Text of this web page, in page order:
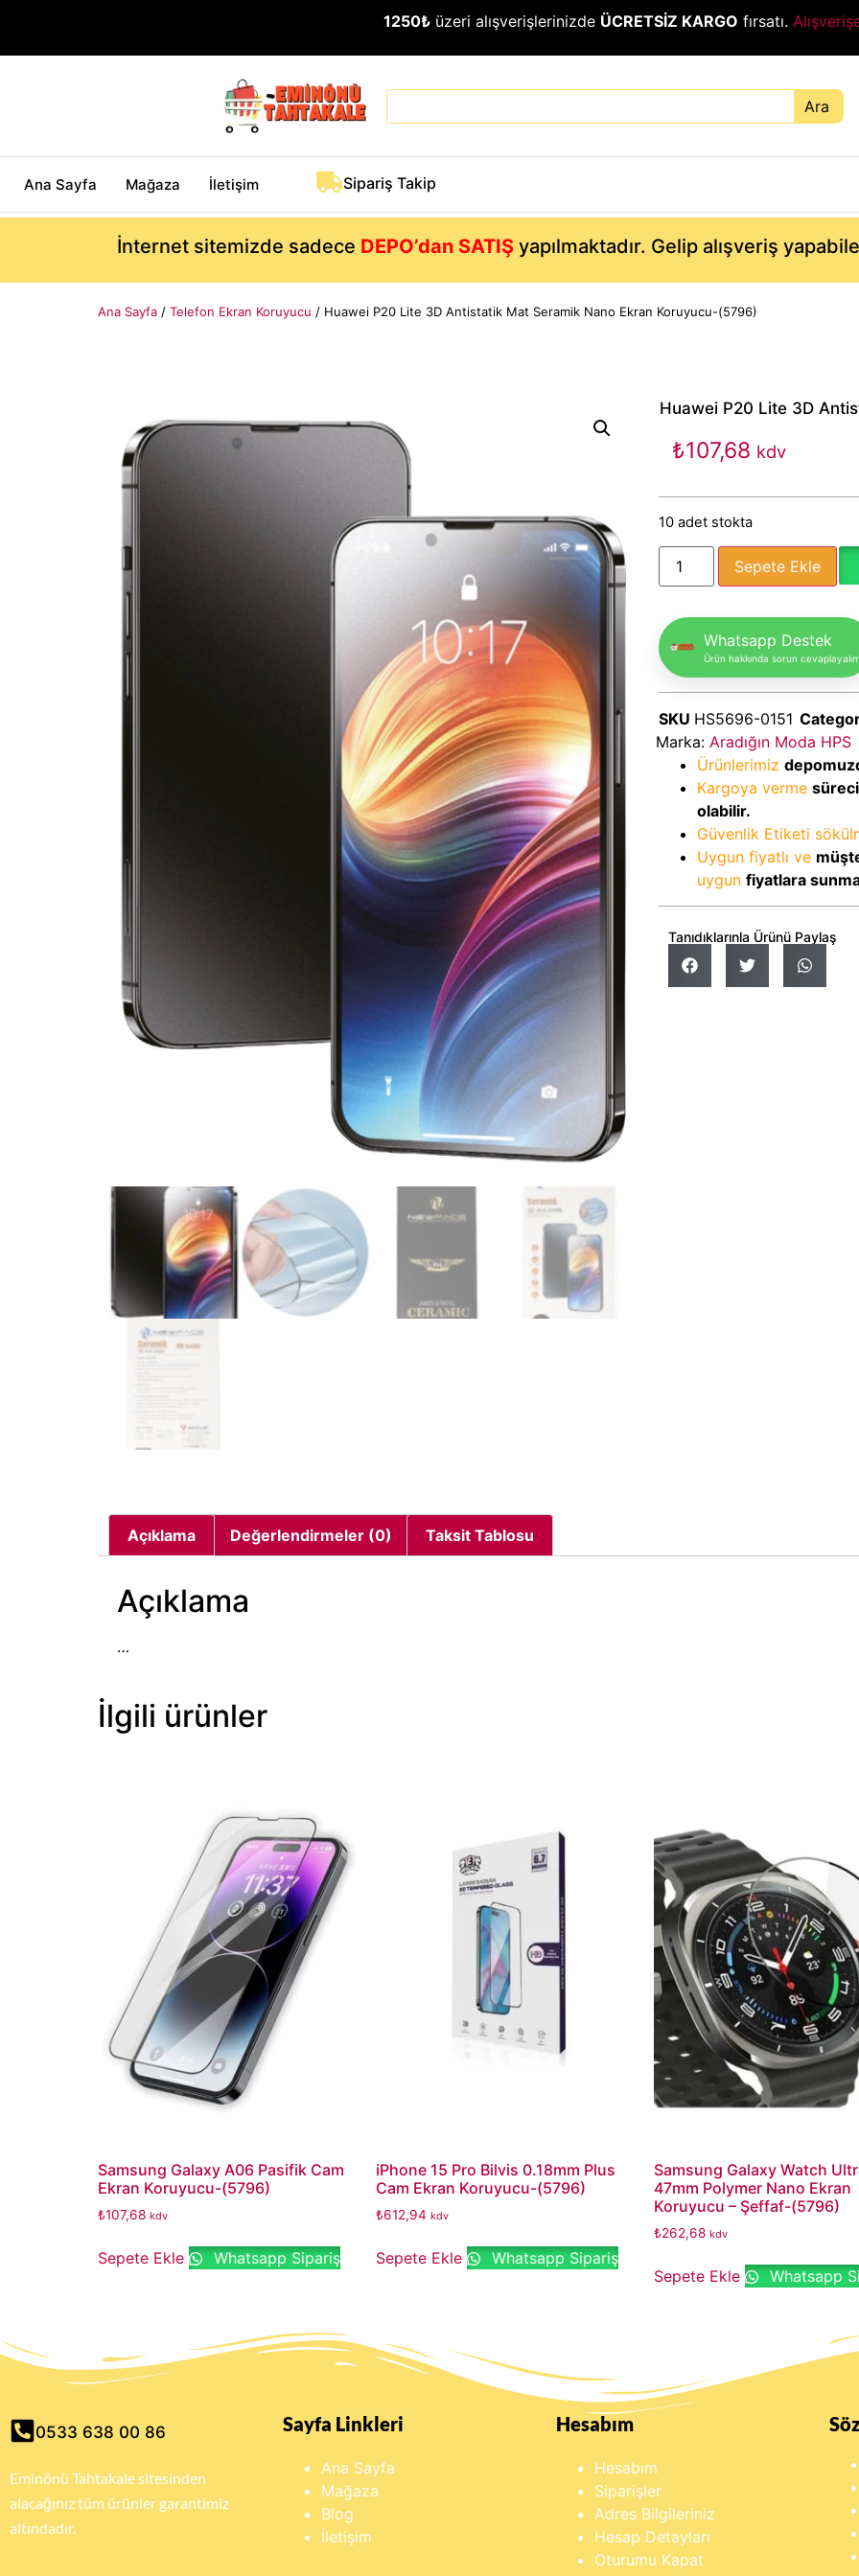
1250₺ üzeri alışverişlerinizde ÜCRETSİZ KARGO fırsatı.
Ara
Ana Sayfa Mağaza İletişim Sipariş Takip
İnternet sitemizde sadece DEPO’dan SATIŞyapılmaktadır. Gelip alışveriş
Ana Sayfa / Telefon Ekran Koruyucu / Huawei P20 Lite 3D Antistatik Mat Seramik Nano Ekran Koruyucu-(5796)
Huawei P20 Lite 3D
₺107,68 kdv
10 adet stokta
Sepete Ekle
Whatsapp Destek
Ürün hakkında sorun cevaplayalım
SKU HS5696-0151
Marka: Aradığın Moda HPS
Ürünlerimiz
Kargoya verme
olabilir.
Güvenlik Etiketi
Uygun fiyatlı ve
uygun fiyatlara
Tanıdıklarınla Ürünü Paylaş
Açıklama Değerlendirmeler (0) Taksit Tablosu
Açıklama
…
İlgili ürünler
Samsung Galaxy A06 Pasifik Cam
Ekran Koruyucu-(5796)
₺107,68 kdv
Sepete Ekle Whatsapp Sipariş
iPhone 15 Pro Bilvis 0.18mm Plus
Cam Ekran Koruyucu-(5796)
₺612,94 kdv
Sepete Ekle Whatsapp Sipariş
Samsung Galaxy Watch
47mm Polymer Nano Ekran
Koruyucu – Şeffaf-(5796)
₺262,68 kdv
Sepete Ekle Whatsapp
0533 638 00 86
Eminönü Tahtakale sitesinden
alacağınız tüm ürünler garantimiz
altındadır.
Sayfa Linkleri
Ana Sayfa
Mağaza
Blog
İletişim
Hesabım
Hesabım
Siparişler
Adres Bilgileriniz
Hesap Detayları
Oturumu Kapat